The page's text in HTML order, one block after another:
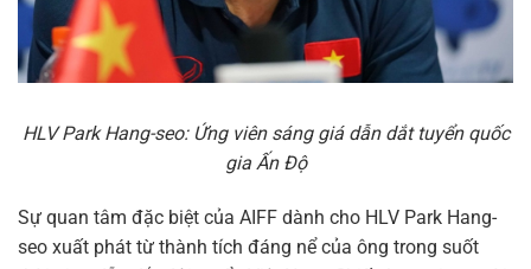
HLV Park Hang-seo: Ứng viên sáng giá dẫn dắt tuyển quốc
gia Ấn Độ
Sự quan tâm đặc biệt của AIFF dành cho HLV Park Hang-
seo xuất phát từ thành tích đáng nể của ông trong suốt